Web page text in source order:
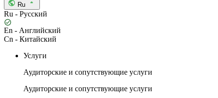
Ru
Ru - Русский
En - Английский
Cn - Китайский
Услуги
Аудиторские и сопутствующие услуги
Аудиторские и сопутствующие услуги